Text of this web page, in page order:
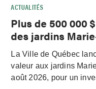
ACTUALITÉS
Plus de 500 000
des jardins
La Ville de Québec
valeur aux jardins
août 2026, pour un